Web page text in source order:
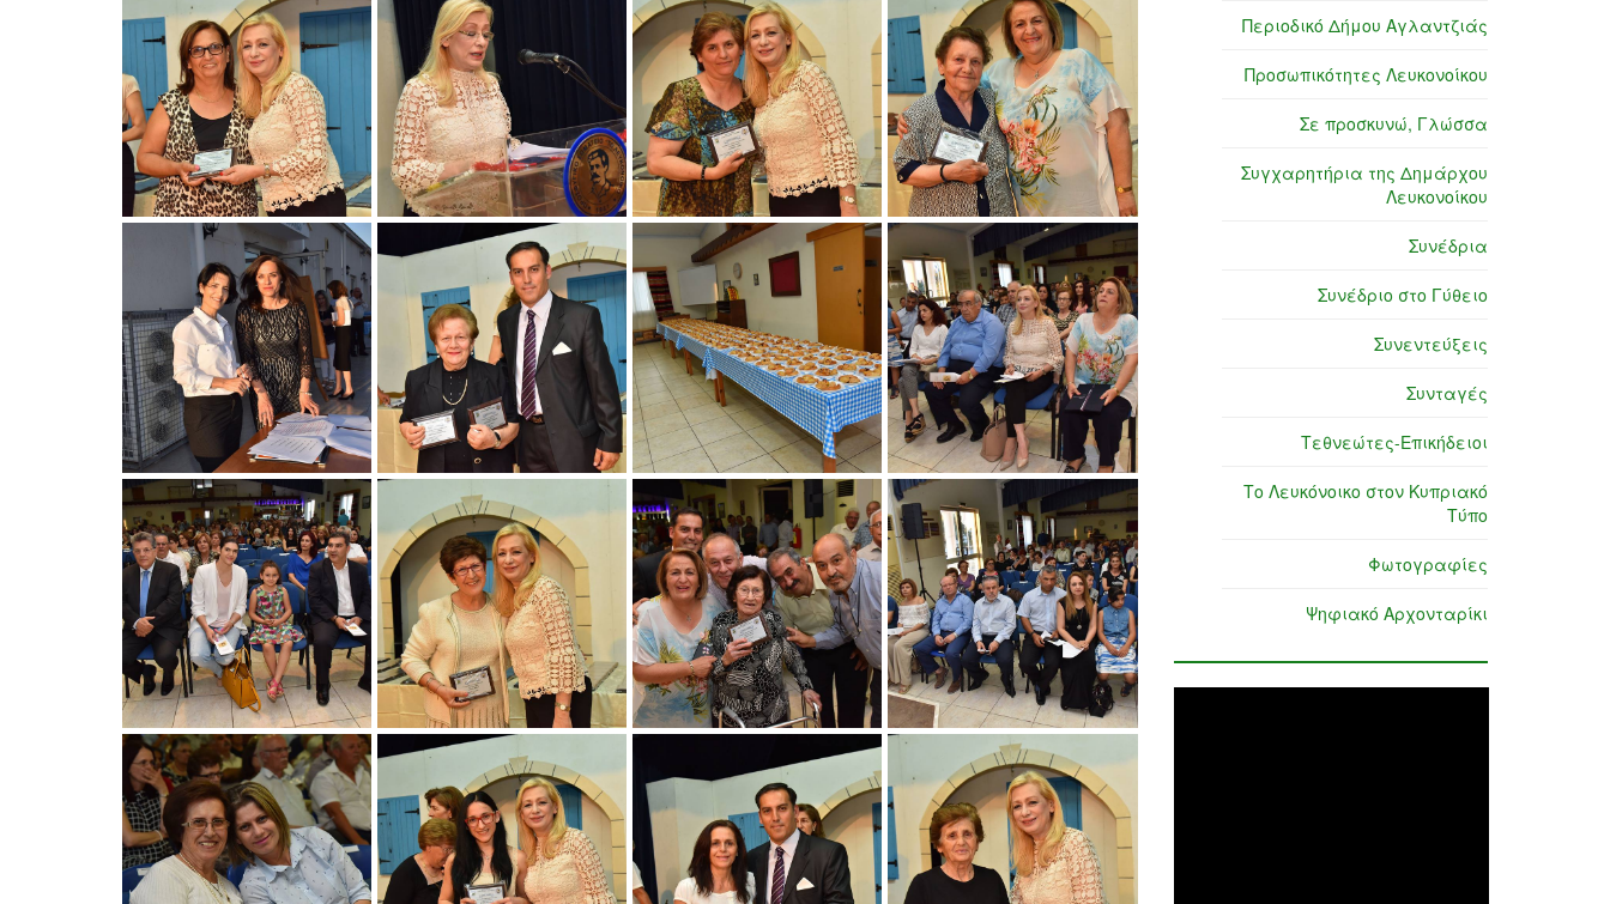
Περιοδικό Δήμου Αγλαντζιάς
Προσωπικότητες Λευκονοίκου
Σε προσκυνώ, Γλώσσα
Συγχαρητήρια της Δημάρχου
Λευκονοίκου
Συνέδρια
Συνέδριο στο Γύθειο
Συνεντεύξεις
Συνταγές
Τεθνεώτες-Επικήδειοι
Το Λευκόνοικο στον Κυπριακό
Τύπο
Φωτογραφίες
Ψηφιακό Αρχονταρίκι